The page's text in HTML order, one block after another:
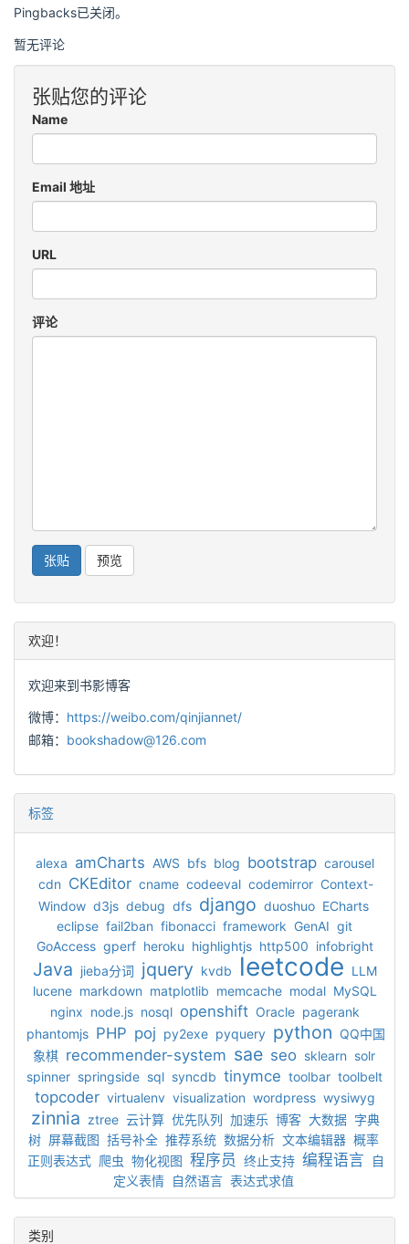
Pingbacks已关闭。
暂无评论
张贴您的评论
Name
Email 地址
URL
评论
欢迎！
欢迎来到书影博客
微博： https://weibo.com/qinjiannet/
邮箱： bookshadow@126.com
标签
alexa amCharts AWS bfs blog bootstrap carousel
cdn CKEditor cname codeeval codemirror Context-
Window d3js debug dfs django duoshuo ECharts
eclipse fail2ban fibonacci framework GenAI git
GoAccess gperf heroku highlightjs http500 infobright
Java jieba分词 jquery kvdb leetcode LLM
lucene markdown matplotlib memcache modal MySQL
nginx node.js nosql openshift Oracle pagerank
phantomjs PHP poj py2exe pyquery python QQ中国
象棋 recommender-system sae seo sklearn solr
spinner springside sql syncdb tinymce toolbar toolbelt
topcoder virtualenv visualization wordpress wysiwyg
zinnia ztree 云计算 优先队列 加速乐 博客 大数据 字典
树 屏幕截图 括号补全 推荐系统 数据分析 文本编辑器 概率
正则表达式 爬虫 物化视图 程序员 终止支持 编程语言
自
定义表情 自然语言 表达式求值
类别